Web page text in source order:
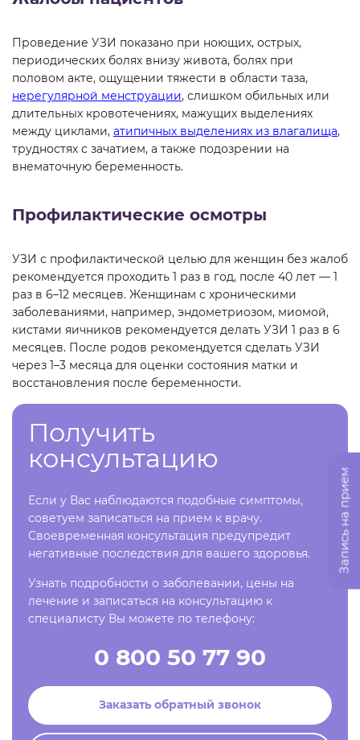
Проведение УЗИ показано при ноющих, острых,
периодических болях внизу живота, болях при
половом акте, ощущении тяжести в области таза,
нерегулярной менструации, слишком обильных или
длительных кровотечениях, мажущих выделениях
между циклами, атипичных выделениях из влагалища,
трудностях с зачатием, а также подозрении на
внематочную беременность.
Профилактические осмотры
УЗИ с профилактической целью для женщин без жалоб
рекомендуется проходить 1 раз в год, после 40 лет — 1
раз в 6–12 месяцев. Женщинам с хроническими
заболеваниями, например, эндометриозом, миомой,
кистами яичников рекомендуется делать УЗИ 1 раз в 6
месяцев. После родов рекомендуется сделать УЗИ
через 1–3 месяца для оценки состояния матки и
восстановления после беременности.
Получить
консультацию
Если у Вас наблюдаются подобные симптомы,
советуем записаться на прием к врачу.
Своевременная консультация предупредит
негативные последствия для вашего здоровья.
Узнать подробности о заболевании, цены на
лечение и записаться на консультацию к
специалисту Вы можете по телефону:
0 800 50 77 90
Заказать обратный звонок
Запись на прием